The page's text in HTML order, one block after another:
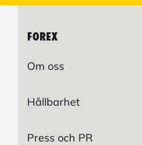
FOREX
Om oss
Hållbarhet
Press och PR